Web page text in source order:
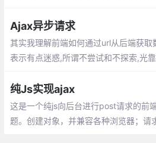
Ajax异步请求
其实我理解前端如何通过url从后端获
表示有点迷惑,所谓不尝试和不探索,光
例来学习如何用json的Data
纯Js实现ajax
这是一个纯js向后台进行post请求的前
题。创建对象，并兼容各种浏览器；请